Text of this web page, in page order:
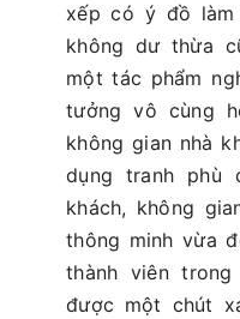
xếp có ý đồ
không dư thừa
một tác phẩm
tưởng vô cùng
không gian nhà
dụng tranh phù
khách, không
thông minh vừa
thành viên
được một chút